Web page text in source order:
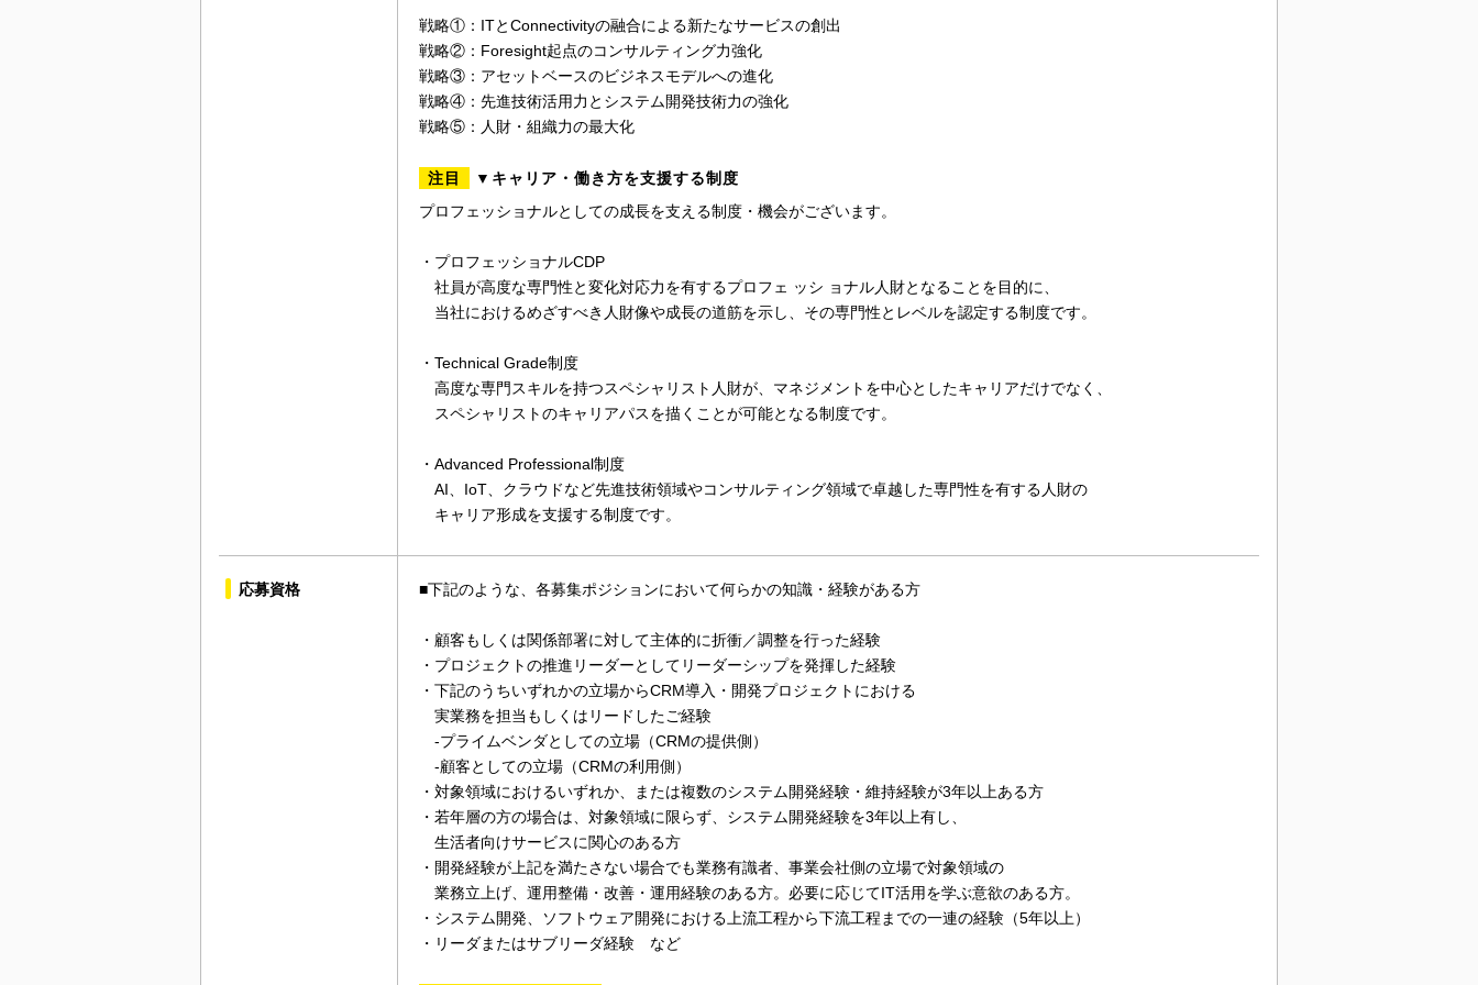
戦略①：ITとConnectivityの融合による新たなサービスの創出
戦略②：Foresight起点のコンサルティング力強化
戦略③：アセットベースのビジネスモデルへの進化
戦略④：先進技術活用力とシステム開発技術力の強化
戦略⑤：人財・組織力の最大化
注目
▼キャリア・働き方を支援する制度
プロフェッショナルとしての成長を支える制度・機会がございます。
・プロフェッショナルCDP
社員が高度な専門性と変化対応力を有するプロフェ ッシ ョナル人財となることを目的に、
当社におけるめざすべき人財像や成長の道筋を示し、その専門性とレベルを認定する制度です。
・Technical Grade制度
高度な専門スキルを持つスペシャリスト人財が、マネジメントを中心としたキャリアだけでなく、
スペシャリストのキャリアパスを描くことが可能となる制度です。
・Advanced Professional制度
AI、IoT、クラウドなど先進技術領域やコンサルティング領域で卓越した専門性を有する人財の
キャリア形成を支援する制度です。
応募資格 ■下記のような、各募集ポジションにおいて何らかの知識・経験がある方
・顧客もしくは関係部署に対して主体的に折衝／調整を行った経験
・プロジェクトの推進リーダーとしてリーダーシップを発揮した経験
・下記のうちいずれかの立場からCRM導入・開発プロジェクトにおける
実業務を担当もしくはリードしたご経験
-プライムベンダとしての立場（CRMの提供側）
-顧客としての立場（CRMの利用側）
・対象領域におけるいずれか、または複数のシステム開発経験・維持経験が3年以上ある方
・若年層の方の場合は、対象領域に限らず、システム開発経験を3年以上有し、
生活者向けサービスに関心のある方
・開発経験が上記を満たさない場合でも業務有識者、事業会社側の立場で対象領域の
業務立上げ、運用整備・改善・運用経験のある方。必要に応じてIT活用を学ぶ意欲のある方。
・システム開発、ソフトウェア開発における上流工程から下流工程までの一連の経験（5年以上）
・リーダまたはサブリーダ経験 など